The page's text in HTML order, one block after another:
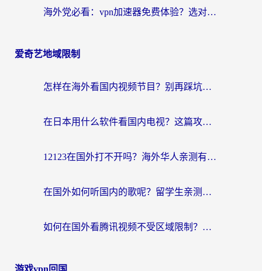
海外党必看：vpn加速器免费体验？选对回国加速器才能无缝刷国内剧玩国服
爱奇艺地域限制
怎样在海外看国内视频节目？别再踩坑！留学生和海外华人的专属解决方案
在日本用什么软件看国内电视？这篇攻略帮你告别地域限制
12123在国外打不开吗？海外华人亲测有效的回国加速方案
在国外如何听国内的歌呢？留学生亲测有效的回国加速方案
如何在国外看腾讯视频不受区域限制？留学生亲测有效的回国加速指南
游戏vpn回国